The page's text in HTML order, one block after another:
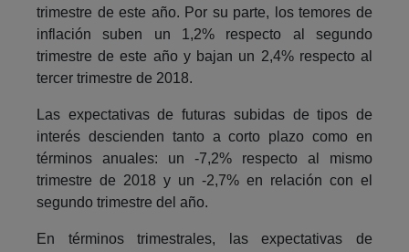
trimestre de este año. Por su parte, los temores de
inflación suben un 1,2% respecto al segundo
trimestre de este año y bajan un 2,4% respecto al
tercer trimestre de 2018.
Las expectativas de futuras subidas de tipos de
interés descienden tanto a corto plazo como en
términos anuales: un -7,2% respecto al mismo
trimestre de 2018 y un -2,7% en relación con el
segundo trimestre del año.
En términos trimestrales, las expectativas de